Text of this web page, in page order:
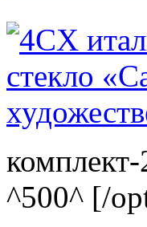
^500^ [/